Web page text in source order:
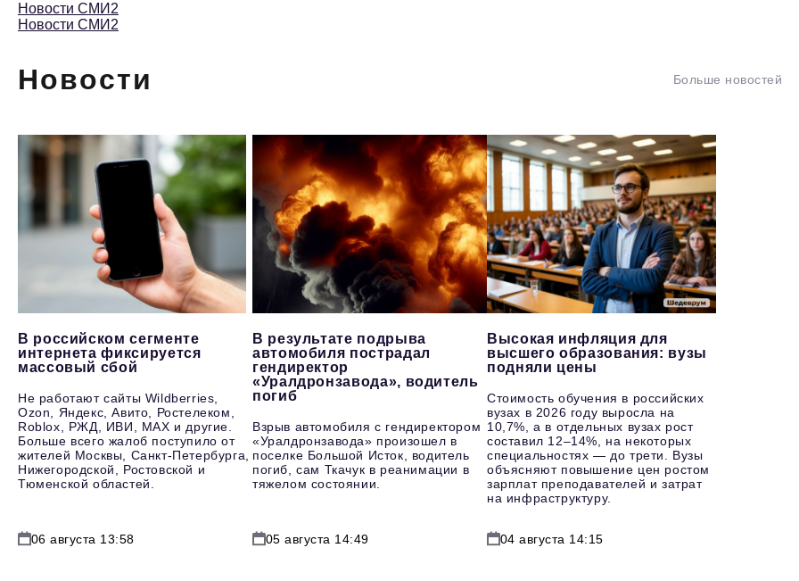
Новости СМИ2
Новости СМИ2
Новости Больше новостей
В российском сегменте
интернета фиксируется
массовый сбой
Не работают сайты Wildberries,
Ozon, Яндекс, Авито, Ростелеком,
Roblox, РЖД, ИВИ, MAX и другие.
Больше всего жалоб поступило от
жителей Москвы, Санкт-Петербурга,
Нижегородской, Ростовской и
Тюменской областей.
06 августа 13:58
В результате подрыва
автомобиля пострадал
гендиректор
«Уралдронзавода», водитель
погиб
Взрыв автомобиля с гендиректором
«Уралдронзавода» произошел в
поселке Большой Исток, водитель
погиб, сам Ткачук в реанимации в
тяжелом состоянии.
05 августа 14:49
Высокая инфляция для
высшего образования: вузы
подняли цены
Стоимость обучения в российских
вузах в 2026 году выросла на
10,7%, а в отдельных вузах рост
составил 12–14%, на некоторых
специальностях — до трети. Вузы
объясняют повышение цен ростом
зарплат преподавателей и затрат
на инфраструктуру.
04 августа 14:15